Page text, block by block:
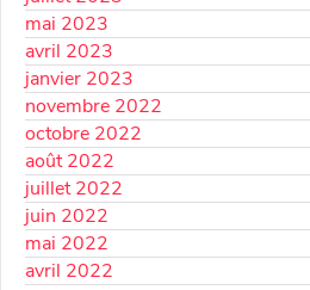
mai 2023
avril 2023
janvier 2023
novembre 2022
octobre 2022
août 2022
juillet 2022
juin 2022
mai 2022
avril 2022